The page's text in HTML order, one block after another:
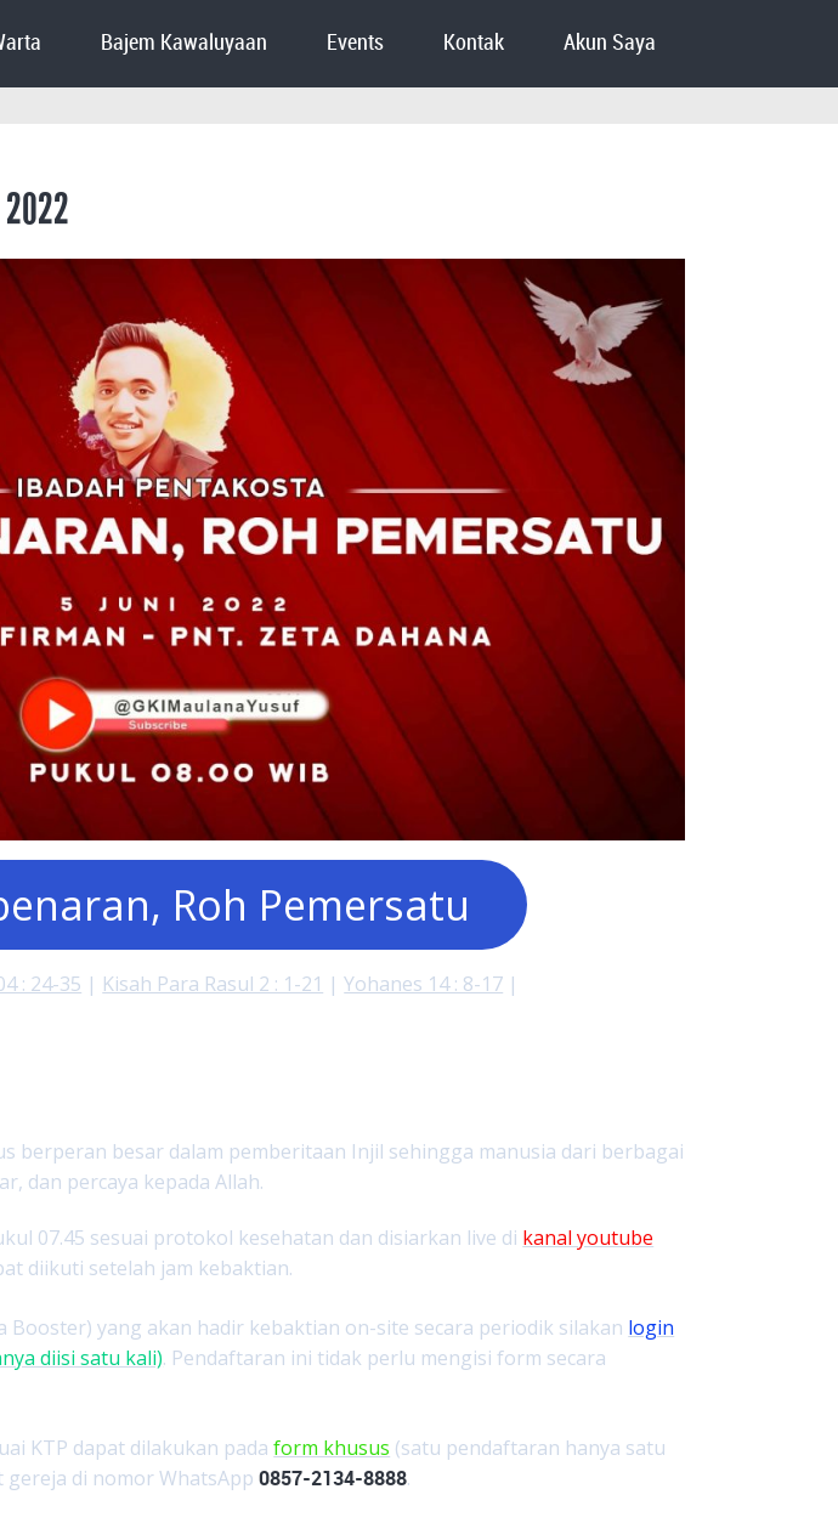
Bajem Kawaluyaan Events Kontak Akun Saya
2022
Roh Pemersatu
: 24-35 | Kisah Para Rasul 2 : 1-21 |Yohanes 14 : 8-17 |
berperan besar dalam pemberitaan Injil sehingga manusia dari berbagai
dan percaya kepada Allah.
07.45 sesuai protokol kesehatan dan disiarkan live di kanal youtube
diikuti setelah jam kebaktian.
Booster) yang akan hadir kebaktian on-site secara periodik silakan login
diisi satu kali). Pendaftaran ini tidak perlu mengisi form secara
KTP dapat dilakukan padaform khusus (satu pendaftaran hanya satu
di nomor WhatsApp0857-2134-8888.